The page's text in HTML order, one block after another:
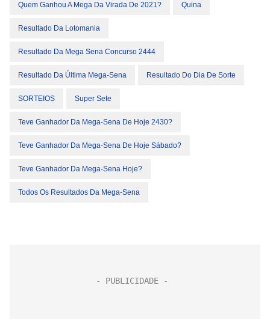
Quem Ganhou A Mega Da Virada De 2021? Quina
Resultado Da Lotomania
Resultado Da Mega Sena Concurso 2444
Resultado Da Última Mega-Sena Resultado Do Dia De Sorte
SORTEIOS Super Sete
Teve Ganhador Da Mega-Sena De Hoje 2430?
Teve Ganhador Da Mega-Sena De Hoje Sábado?
Teve Ganhador Da Mega-Sena Hoje?
Todos Os Resultados Da Mega-Sena